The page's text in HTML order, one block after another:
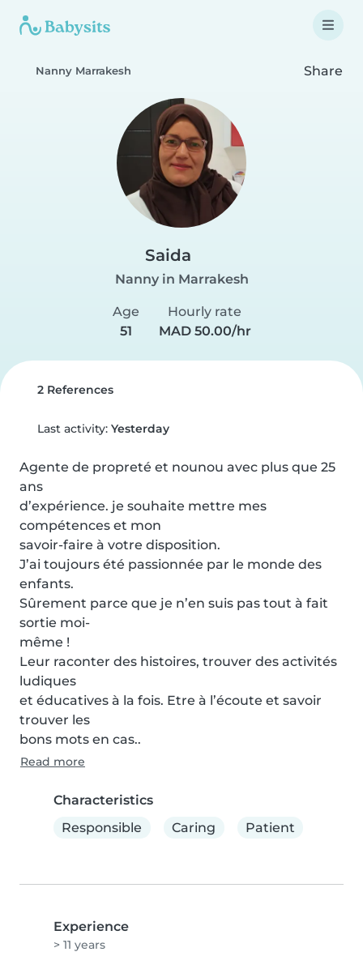
Nanny Marrakesh Share
Saida
Nanny in Marrakesh
Age
51
Hourly rate
MAD 50.00/hr
2 References
Last activity: Yesterday
Agente de propreté et nounou avec plus que 25
ans
d’expérience. je souhaite mettre mes
compétences et mon
savoir-faire à votre disposition.
J’ai toujours été passionnée par le monde des
enfants.
Sûrement parce que je n’en suis pas tout à fait
sortie moi-
même !
Leur raconter des histoires, trouver des activités
ludiques
et éducatives à la fois. Etre à l’écoute et savoir
trouver les
bons mots en cas..
Read more
Characteristics
Responsible
Caring Patient
Experience
> 11 years